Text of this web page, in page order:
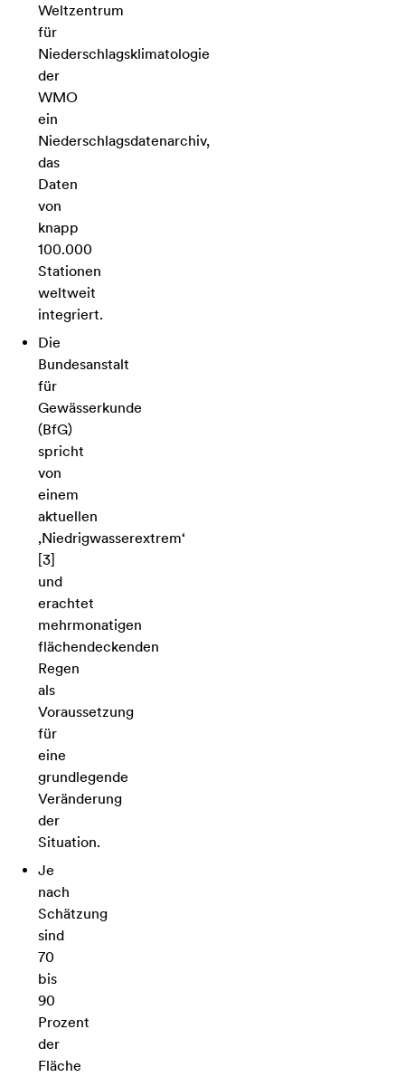
Weltzentrum
für
Niederschlagsklimatologie
der
WMO
ein
Niederschlagsdatenarchiv,
das
Daten
von
knapp
100.000
Stationen
weltweit
integriert.
Die
Bundesanstalt
für
Gewässerkunde
(BfG)
spricht
von
einem
aktuellen
‚Niedrigwasserextrem‘
[3]
und
erachtet
mehrmonatigen
flächendeckenden
Regen
als
Voraussetzung
für
eine
grundlegende
Veränderung
der
Situation.
Je
nach
Schätzung
sind
70
bis
90
Prozent
der
Fläche